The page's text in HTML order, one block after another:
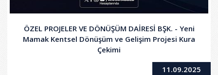
ÖZEL PROJELER VE DÖNÜŞÜM DAİRESİ BŞK. - Yeni
Mamak Kentsel Dönüşüm ve Gelişim Projesi Kura
Çekimi
11.09.2025